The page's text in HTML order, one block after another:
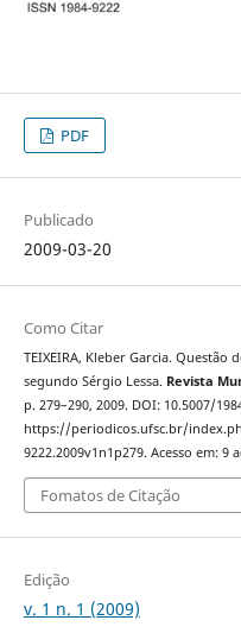
PDF
Publicado
2009-03-20
Como Citar
TEIXEIRA, Kleber Garcia. Questão
segundo Sérgio Lessa. Revista
p. 279–290, 2009. DOI: 10.5007/
https://periodicos.ufsc.br/
9222.2009v1n1p279. Acesso em: 9
Fomatos de Citação
Edição
v. 1 n. 1 (2009)